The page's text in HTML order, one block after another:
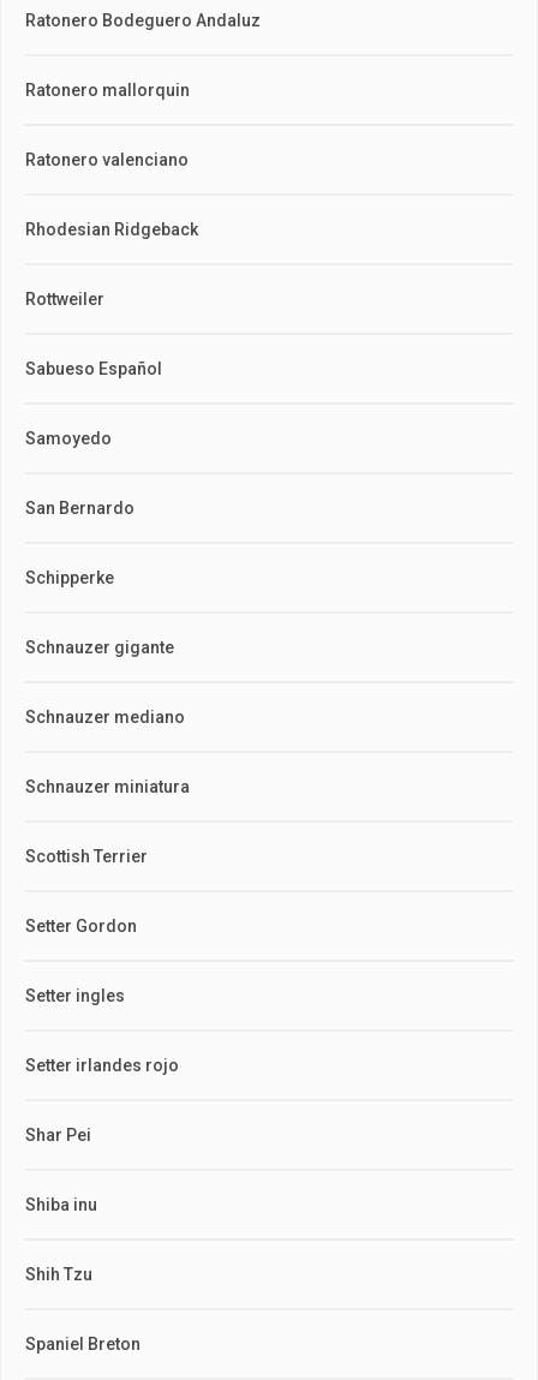
Ratonero Bodeguero Andaluz
Ratonero mallorquin
Ratonero valenciano
Rhodesian Ridgeback
Rottweiler
Sabueso Español
Samoyedo
San Bernardo
Schipperke
Schnauzer gigante
Schnauzer mediano
Schnauzer miniatura
Scottish Terrier
Setter Gordon
Setter ingles
Setter irlandes rojo
Shar Pei
Shiba inu
Shih Tzu
Spaniel Breton